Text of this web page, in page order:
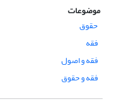
موضوعات
حقوق
فقه
فقه و اصول
فقه و حقوق